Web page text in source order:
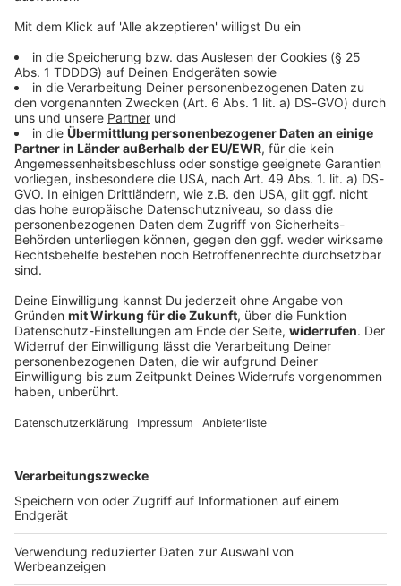
DAS KÖNNTE DICH AUCH INTERESSIEREN
Sport
chancenlos
Kurz vor der sehnsüchtig erwarteten Ventoux-Etappe
mischt Liane Lippert vorn mit am sechsten Tag der
Tour. Doch im Sprint reicht es nicht für ihren
DEINE GEMERKTEN ARTIKEL
Du hast dir noch keine Artikel gemerkt
Markiere sie hierfür mit einem